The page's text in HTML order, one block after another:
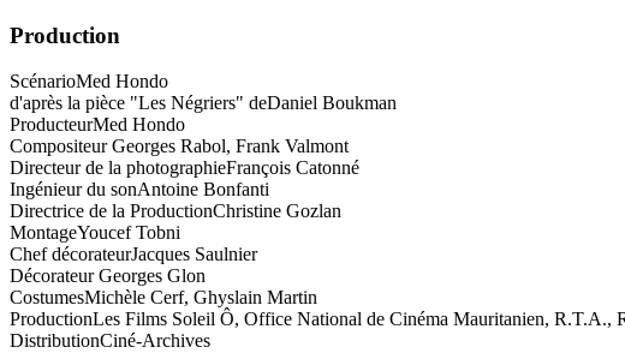
Production
ScénarioMed Hondo
d'après la pièce "Les Négriers" deDaniel Boukman
ProducteurMed Hondo
CompositeurGeorges Rabol, Frank Valmont
Directeur de la photographieFrançois Catonné
Ingénieur du sonAntoine Bonfanti
Directrice de la ProductionChristine Gozlan
MontageYoucef Tobni
Chef décorateurJacques Saulnier
DécorateurGeorges Glon
CostumesMichèle Cerf, Ghyslain Martin
ProductionLes Films Soleil Ô, Office National de Cinéma Mauritanien, R.T.A.,
DistributionCiné-Archives